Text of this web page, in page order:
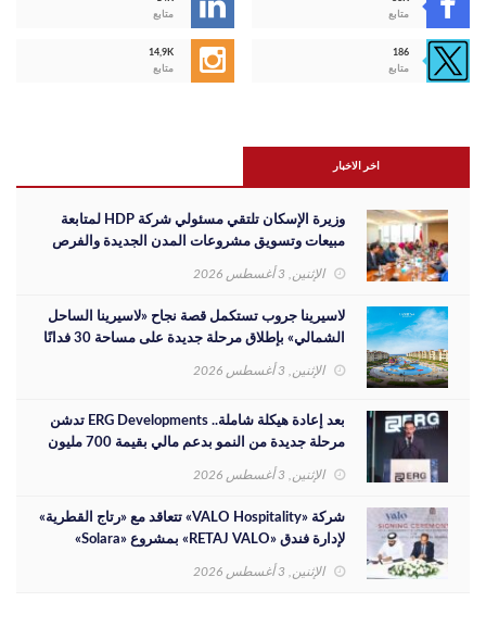
متابع
متابع
14,9K
متابع
186
متابع
اخر الاخبار
وزيرة الإسكان تلتقي مسئولي شركة HDP لمتابعة
مبيعات وتسويق مشروعات المدن الجديدة والفرص
الإثنين, 3 أغسطس 2026
لاسيرينا جروب تستكمل قصة نجاح «لاسيرينا الساحل
الشمالي» بإطلاق مرحلة جديدة على مساحة 30 فدانًا
الإثنين, 3 أغسطس 2026
بعد إعادة هيكلة شاملة.. ERG Developments تدشن
مرحلة جديدة من النمو بدعم مالي بقيمة 700 مليون
الإثنين, 3 أغسطس 2026
شركة «VALO Hospitality» تتعاقد مع «رتاج القطرية»
لإدارة فندق «RETAJ VALO» بمشروع «Solara»
الإثنين, 3 أغسطس 2026